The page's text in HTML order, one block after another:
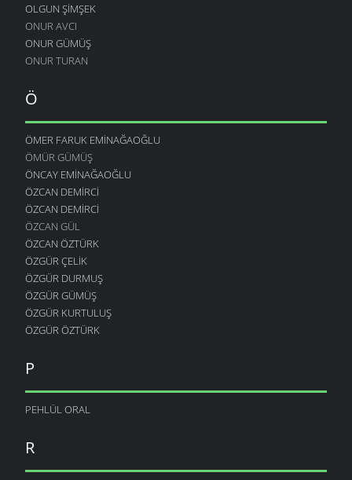
OLGUN ŞIMŞEK
ONUR AVCI
ONUR GÜMÜŞ
ONUR TURAN
Ö
ÖMER FARUK EMINAĞAOĞLU
ÖMÜR GÜMÜŞ
ÖNCAY EMINAĞAOĞLU
ÖZCAN DEMIRCI
ÖZCAN DEMIRCI
ÖZCAN GÜL
ÖZCAN ÖZTÜRK
ÖZGÜR ÇELIK
ÖZGÜR DURMUŞ
ÖZGÜR GÜMÜŞ
ÖZGÜR KURTULUŞ
ÖZGÜR ÖZTÜRK
P
PEHLÜL ORAL
R